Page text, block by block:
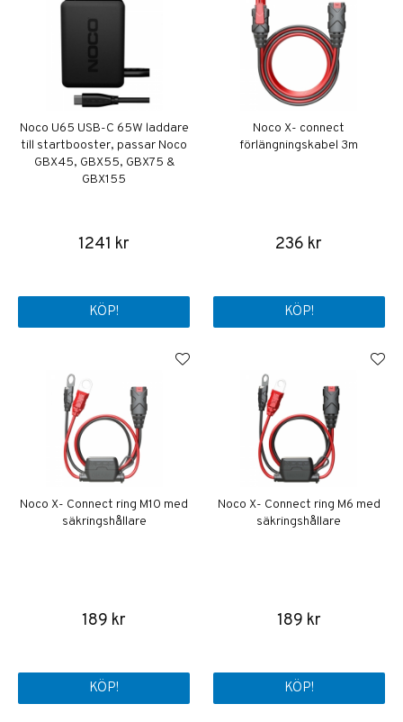
Noco U65 USB-C 65W laddare
till startbooster, passar Noco
GBX45, GBX55, GBX75 &
GBX155
1241 kr
KÖP!
Noco X- connect
förlängningskabel 3m
236 kr
KÖP!
Noco X- Connect ring M10 med
säkringshållare
189 kr
KÖP!
Noco X- Connect ring M6 med
säkringshållare
189 kr
KÖP!